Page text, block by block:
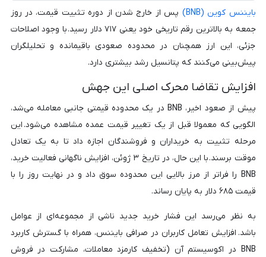
بایننس کوین (BNB)
پس از خارج شدن از دوره تثبیت قیمت، در روز
جمعه به بالاترین رقم تاریخی خود یعنی ۷۱۷ دلار رسید. با وجود اصلاحات
جزئی، این ارز همچنان در محدوده صعودی باقیمانده و تحلیلگران
پیش‌بینی می‌کنند که پتانسیل رشد بیشتری دارد.
افزایش تقاضا محرک اصلی این جهش
پیش از صعود اخیر، BNB در یک محدوده قیمتی جانبی معامله می‌شد،
الگویی که معمولا قبل از یک تغییر قیمت عمده مشاهده می‌شود. این
مرحله تثبیت به خریداران و فروشندگان اجازه داد تا به یک تعادل
موقت برسند. با این حال، در تاریخ ۳ ژوئن، افزایش ناگهانی فعالیت خرید،
BNB را فراتر از مرز بالایی این محدوده سوق داد و در نهایت روز را با
قیمت ۶۸۵ دلار به پایان رساند.
به نظر می‌رسد این فشار خرید جدید ناشی از مجموعه‌ای از عوامل
باشد. افزایش تعامل کاربران در صرافی بایننس، همراه با گسترش کاربرد
BNB در اکوسیستم آن (تخفیف کارمزد معاملات، مشارکت در فروش